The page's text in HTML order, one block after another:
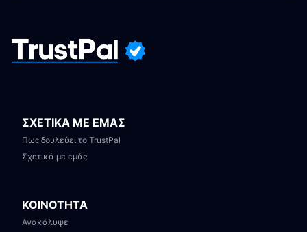
ΣΧΕΤΙΚΑ ΜΕ ΕΜΑΣ
Πως δουλεύει το TrustPal
Σχετικά με εμάς
ΚΟΙΝΟΤΗΤΑ
Ανακάλυψε